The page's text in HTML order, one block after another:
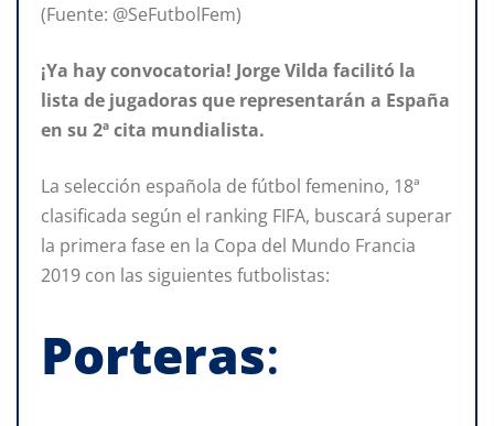
(Fuente: @SeFutbolFem)
¡Ya hay convocatoria! Jorge Vilda facilitó la
lista de jugadoras que representarán a España
en su 2ª cita mundialista.
La selección española de fútbol femenino, 18ª
clasificada según el ranking FIFA, buscará superar
la primera fase en la Copa del Mundo Francia
2019 con las siguientes futbolistas:
Porteras: